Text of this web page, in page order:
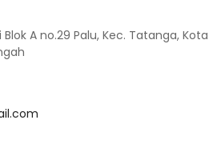
Blok A no.29 Palu, Kec. Tatanga, Kota